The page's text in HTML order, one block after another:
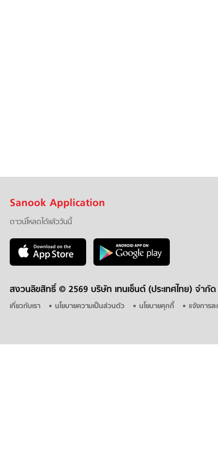
Sanook Application
ดาวน์โหลดได้แล้ววันนี้
สงวนลิขสิทธิ์ © 2569 บริษัท เทนเซ็นต์ (ประเทศไทย) จำกัด
เกี่ยวกับเรา นโยบายความเป็นส่วนตัว นโยบายคุกกี้ แจ้งการล